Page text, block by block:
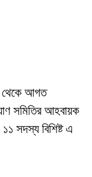
থেকে আগত
সমিতির আহবায়ক
সদস্য বিশিষ্ট এ